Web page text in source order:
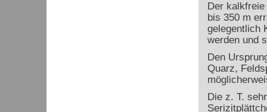
Der
bis 350 m
gelegentlich
werden und
Den
Quarz,
Die z. T.